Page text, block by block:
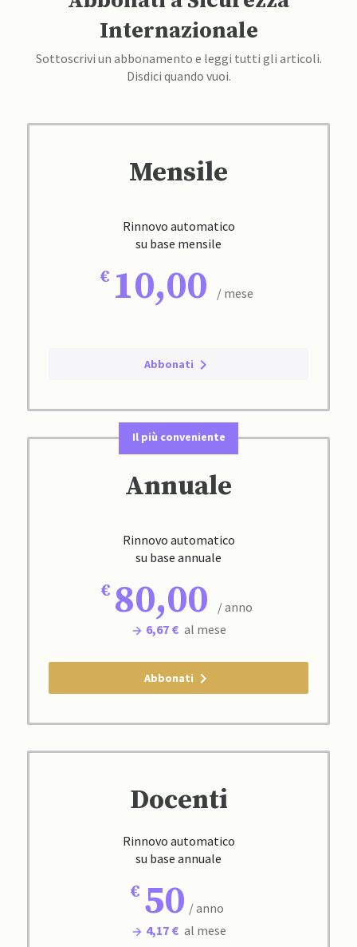
Internazionale
Sottoscrivi un abbonamento e leggi tutti gli articoli.
Disdici quando vuoi.
Mensile
Rinnovo automatico
su base mensile
10,00 / mese
Abbonati
Il più conveniente
Annuale
Rinnovo automatico
su base annuale
80,00
/ anno
6,67 € al mese
Abbonati
Docenti
Rinnovo automatico
su base annuale
50 / anno
4,17 € al mese